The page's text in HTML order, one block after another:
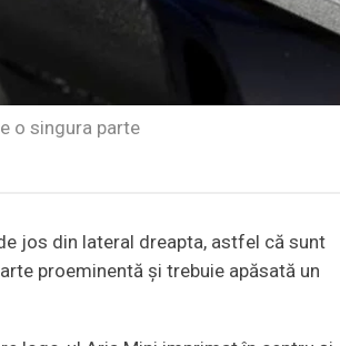
o singura parte
jos din lateral dreapta, astfel că sunt
proeminentă şi trebuie apăsată un